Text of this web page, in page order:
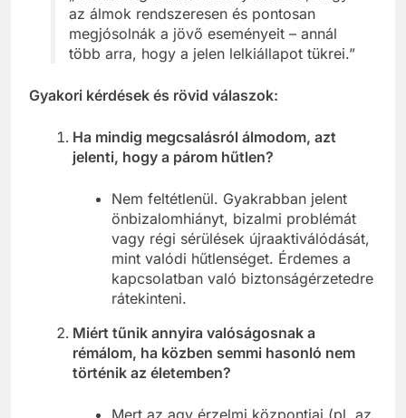
„Nincs megbízható bizonyíték arra, hogy
az álmok rendszeresen és pontosan
megjósolnák a jövő eseményeit – annál
Ha mindig megcsalásról álmodom, azt
Nem feltétlenül. Gyakrabban jelent
önbizalomhiányt, bizalmi problémát
vagy régi sérülések újraaktiválódását,
mint valódi hűtlenséget. Érdemes a
kapcsolatban való biztonságérzetedre
Miért tűnik annyira valóságosnak a
rémálom, ha közben semmi hasonló nem